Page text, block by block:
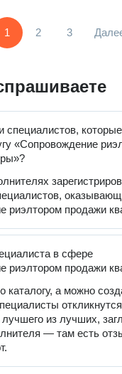
1 2 3
специалистов, которые
«Сопровождение
риэлтором продажи
в сфере
риэлтором продажи
каталогу, а можно
из лучших,
— там есть